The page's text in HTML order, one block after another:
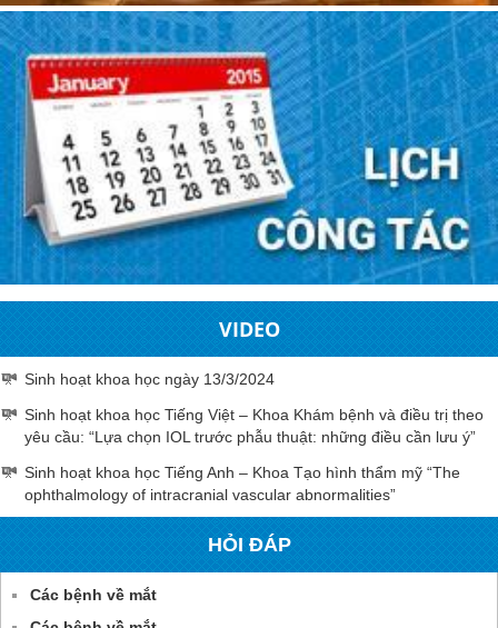
VIDEO
Sinh hoạt khoa học ngày 13/3/2024
Sinh hoạt khoa học Tiếng Việt – Khoa Khám bệnh và điều trị theo
yêu cầu: “Lựa chọn IOL trước phẫu thuật: những điều cần lưu ý”
Sinh hoạt khoa học Tiếng Anh – Khoa Tạo hình thẩm mỹ “The
ophthalmology of intracranial vascular abnormalities”
HỎI ĐÁP
Các bệnh về mắt